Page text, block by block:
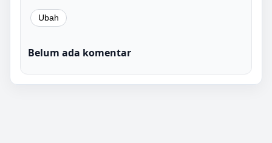
Belum ada komentar